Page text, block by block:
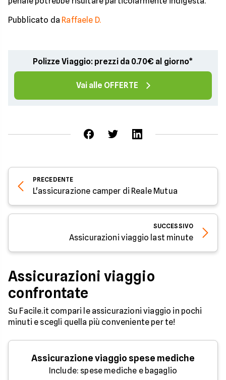
Pubblicato da Raffaele D.
Polizze Viaggio: prezzi da 0.70€ al giorno*
Vai alle OFFERTE
PRECEDENTE
L'assicurazione camper di Reale Mutua
SUCCESSIVO
Assicurazioni viaggio last minute
Assicurazioni viaggio
confrontate
Su Facile.it compari le assicurazioni viaggio in pochi
minuti e scegli quella più conveniente per te!
Assicurazione viaggio spese mediche
Include: spese mediche e bagaglio